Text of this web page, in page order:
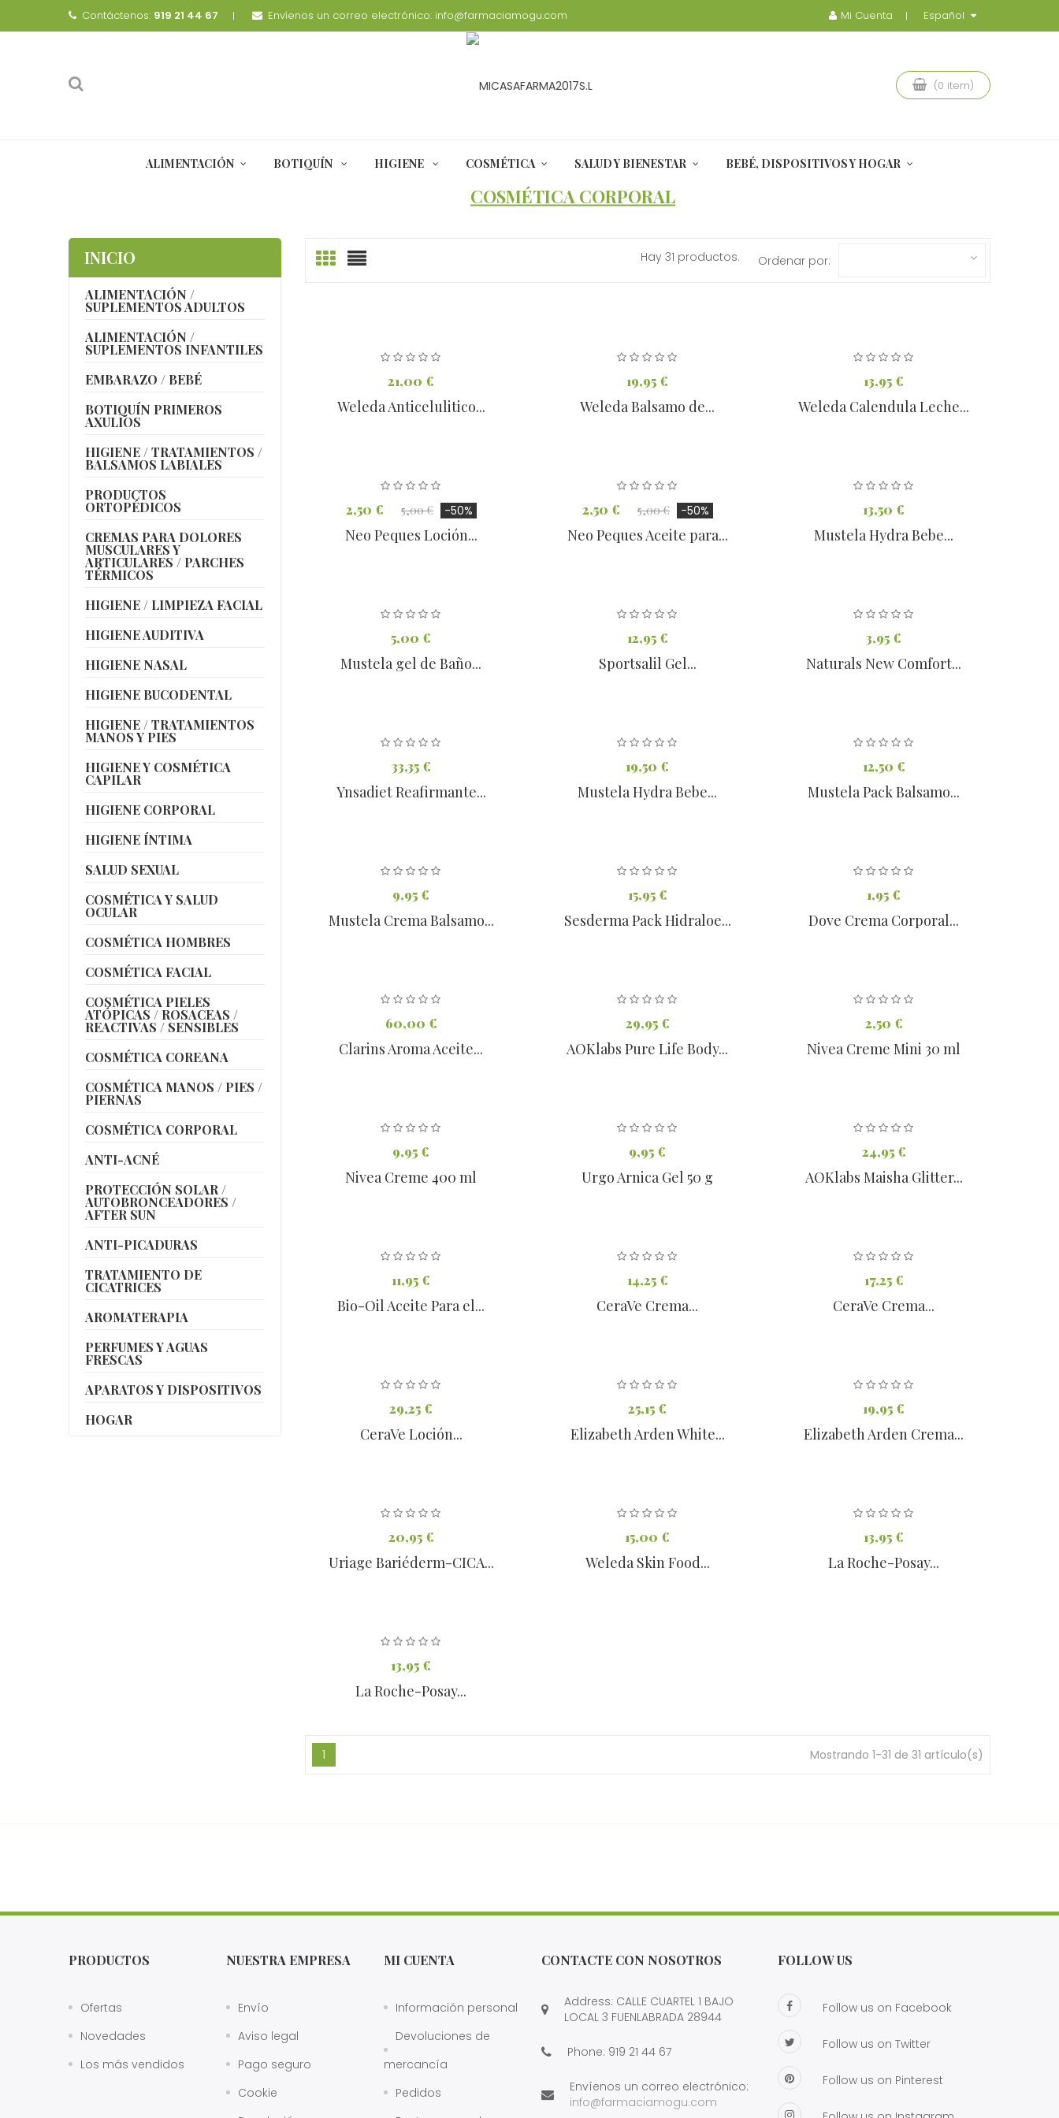
Contáctenos: 919 21 44 67 Envíenos un correo electrónico: info@farmaciamogu.com Mi Cuenta Español
(0 item)
ALIMENTACIÓN BOTIQUÍN HIGIENE COSMÉTICA SALUD Y BIENESTAR BEBÉ, DISPOSITIVOS Y HOGAR
COSMÉTICA CORPORAL
INICIO
ALIMENTACIÓN /
SUPLEMENTOS ADULTOS
ALIMENTACIÓN /
SUPLEMENTOS INFANTILES
EMBARAZO / BEBÉ
BOTIQUÍN PRIMEROS
AXULIOS
HIGIENE / TRATAMIENTOS /
BALSAMOS LABIALES
PRODUCTOS
ORTOPÉDICOS
CREMAS PARA DOLORES
MUSCULARES Y
ARTICULARES / PARCHES
TÉRMICOS
HIGIENE / LIMPIEZA FACIAL
HIGIENE AUDITIVA
HIGIENE NASAL
HIGIENE BUCODENTAL
HIGIENE / TRATAMIENTOS
MANOS Y PIES
HIGIENE Y COSMÉTICA
CAPILAR
HIGIENE CORPORAL
HIGIENE ÍNTIMA
SALUD SEXUAL
COSMÉTICA Y SALUD
OCULAR
COSMÉTICA HOMBRES
COSMÉTICA FACIAL
COSMÉTICA PIELES
ATÓPICAS / ROSACEAS /
REACTIVAS / SENSIBLES
COSMÉTICA COREANA
COSMÉTICA MANOS / PIES /
PIERNAS
COSMÉTICA CORPORAL
ANTI-ACNÉ
PROTECCIÓN SOLAR /
AUTOBRONCEADORES /
AFTER SUN
ANTI-PICADURAS
TRATAMIENTO DE
CICATRICES
AROMATERAPIA
PERFUMES Y AGUAS
FRESCAS
APARATOS Y DISPOSITIVOS
HOGAR
Hay 31 productos. Ordenar por:
21,00 €
Weleda Anticelulitico...
19,95 €
Weleda Balsamo de...
13,95 €
Weleda Calendula Leche...
2,50 € 5,00 € -50%
Neo Peques Loción...
2,50 € 5,00 € -50%
Neo Peques Aceite para...
13,50 €
Mustela Hydra Bebe...
5,00 €
Mustela gel de Baño...
12,95 €
Sportsalil Gel...
3,95 €
Naturals New Comfort...
33,35 €
Ynsadiet Reafirmante...
19,50 €
Mustela Hydra Bebe...
12,50 €
Mustela Pack Balsamo...
9,95 €
Mustela Crema Balsamo...
15,95 €
Sesderma Pack Hidraloe...
1,95 €
Dove Crema Corporal...
60,00 €
Clarins Aroma Aceite...
29,95 €
AOKlabs Pure Life Body...
2,50 €
Nivea Creme Mini 30 ml
9,95 €
Nivea Creme 400 ml
9,95 €
Urgo Arnica Gel 50 g
24,95 €
AOKlabs Maisha Glitter...
11,95 €
Bio-Oil Aceite Para el...
14,25 €
CeraVe Crema...
17,25 €
CeraVe Crema...
29,25 €
CeraVe Loción...
25,15 €
Elizabeth Arden White...
19,95 €
Elizabeth Arden Crema...
20,95 €
Uriage Bariéderm-CICA...
15,00 €
Weleda Skin Food...
13,95 €
La Roche-Posay...
13,95 €
La Roche-Posay...
1 Mostrando 1-31 de 31 artículo(s)
PRODUCTOS
Ofertas
Novedades
Los más vendidos
NUESTRA EMPRESA
Envío
Aviso legal
Pago seguro
Cookie
MI CUENTA
Información personal
Devoluciones de
mercancía
Pedidos
CONTACTE CON NOSOTROS
Address: CALLE CUARTEL 1 BAJO
LOCAL 3 FUENLABRADA 28944
Phone: 919 21 44 67
Envíenos un correo electrónico:
info@farmaciamogu.com
FOLLOW US
Follow us on Facebook
Follow us on Twitter
Follow us on Pinterest